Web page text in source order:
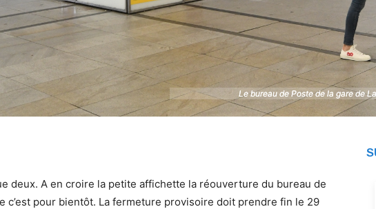
Le bureau de Poste de la gare de
Le bureau de Poste de la gare de
deux. A en croire la petite affichette la réouverture du bureau de
c’est pour bientôt. La fermeture provisoire doit prendre fin le 29